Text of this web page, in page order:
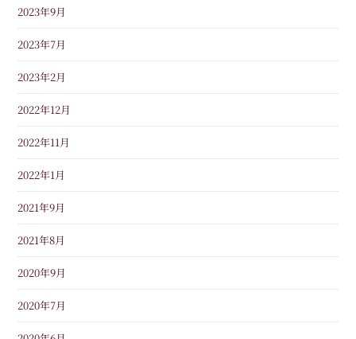
2023年9月
2023年7月
2023年2月
2022年12月
2022年11月
2022年1月
2021年9月
2021年8月
2020年9月
2020年7月